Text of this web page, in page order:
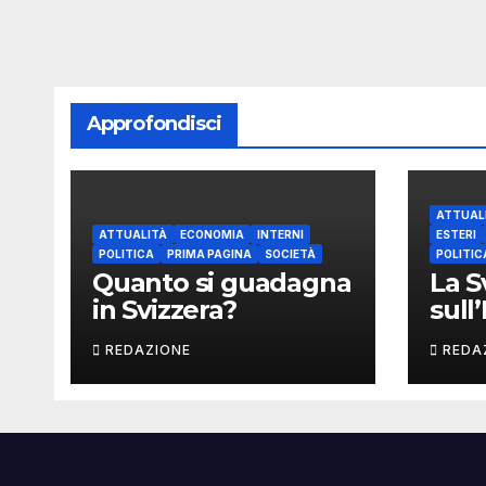
Approfondisci
ATTUALITÀ ECONOMIA
INTERNI
POLITICA
PRIMA PAGINA SOCIETÀ
Quanto si guadagna
in Svizzera?
REDAZIONE
ESTERI
La